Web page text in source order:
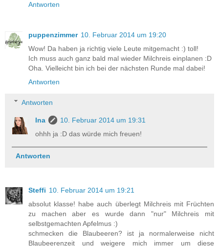
Antworten
puppenzimmer 10. Februar 2014 um 19:20
Wow! Da haben ja richtig viele Leute mitgemacht :) toll!
Ich muss auch ganz bald mal wieder Milchreis einplanen :D
Oha. Vielleicht bin ich bei der nächsten Runde mal dabei!
Antworten
Antworten
Ina
10. Februar 2014 um 19:31
ohhh ja :D das würde mich freuen!
Antworten
Steffi 10. Februar 2014 um 19:21
absolut klasse! habe auch überlegt Milchreis mit Früchten
zu machen aber es wurde dann "nur" Milchreis mit
selbstgemachten Apfelmus :)
schmecken die Blaubeeren? ist ja normalerweise nicht
Blaubeerenzeit und weigere mich immer um diese